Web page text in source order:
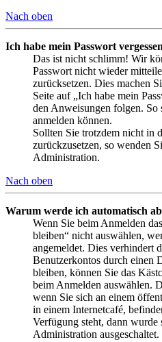
Nach oben
Ich habe mein Passwort
Das ist nicht schlimm! Wir
Passwort nicht wieder
zurücksetzen. Dies machen
Seite auf „Ich habe mein
den Anweisungen folgen.
anmelden können.
Sollten Sie trotzdem nicht in
zurückzusetzen, so wenden
Administration.
Nach oben
Warum werde ich automatisch
Wenn Sie beim Anmelden
bleiben“ nicht auswählen,
angemeldet. Dies verhindert
Benutzerkontos durch einen
bleiben, können Sie das
beim Anmelden auswählen.
wenn Sie sich an einem
in einem Internetcafé,
Verfügung steht, dann
Administration ausgeschaltet.